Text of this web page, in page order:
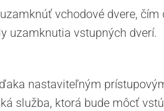
vchodové dvere, čím
uzamknutia vstupných dverí.
nastaviteľným
služba, ktorá bude môcť